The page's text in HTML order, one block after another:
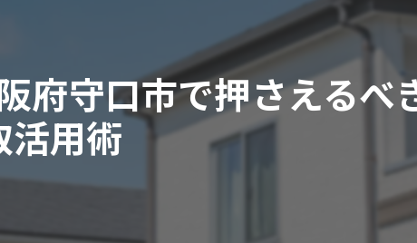
買取
戸建て
マンション
府守口市で押さえるべ
活用術